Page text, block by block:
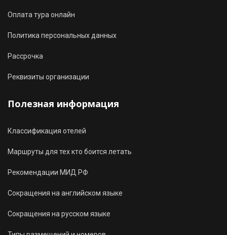
Оплата тура онлайн
Политика персональных данных
Рассрочка
Реквизиты организации
Полезная информация
Классификация отелей
Маршруты для тех кто боится летать
Рекомендации МИД РФ
Сокращения на английском языке
Сокращения на русском языке